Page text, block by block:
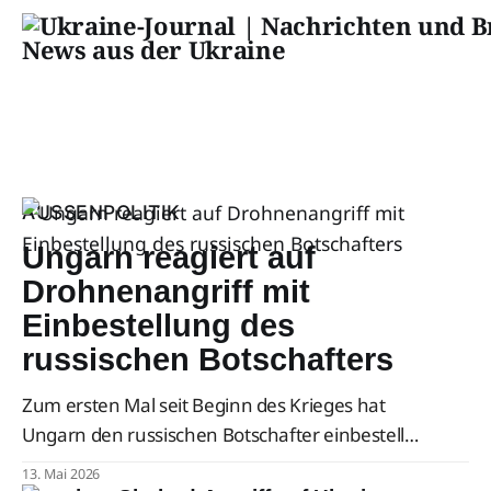
AUSSENPOLITIK
Ungarn reagiert auf
Drohnenangriff mit
Einbestellung des
russischen Botschafters
Zum ersten Mal seit Beginn des Krieges hat
Ungarn den russischen Botschafter einbestellt –
als Reaktion auf russische Drohnenangriffe auf
13. Mai 2026